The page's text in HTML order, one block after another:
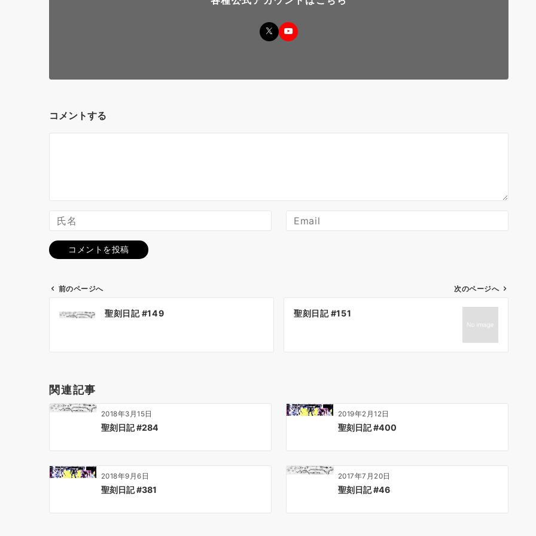
コメントする
シ
ョ
前のページへ
聖刻日記 #149
次のページへ
聖刻日記 #151
関連記事
2018年3月15日
聖刻日記 #284
2019年2月12日
聖刻日記 #400
2018年9月6日
聖刻日記 #381
2017年7月20日
聖刻日記 #46